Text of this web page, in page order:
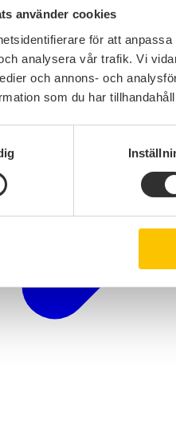
använder cookies
för att
analysera vår trafik. Vi
och annons- och
som du har